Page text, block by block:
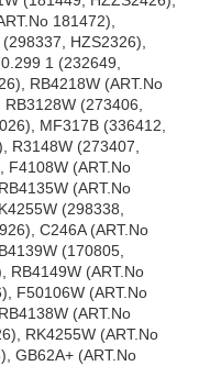
181472),
HZS2326),
1 (232649,
RB4218W (ART.No
(273406,
MF317B (336412,
R3148W (273407,
F4108W (ART.No
(ART.No
(298338,
C246A (ART.No
(170805,
RB4149W (ART.No
F50106W (ART.No
(ART.No
RK4255W (ART.No
GB62A+ (ART.No